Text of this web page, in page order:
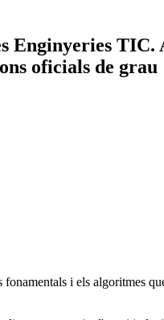
TIC.
oficials de grau
i els algoritmes